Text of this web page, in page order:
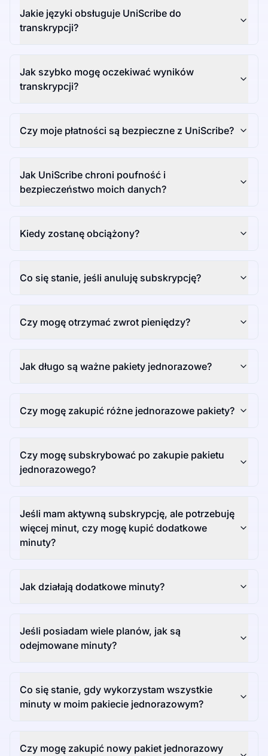
Jakie języki obsługuje UniScribe do
transkrypcji?
Jak szybko mogę oczekiwać wyników
transkrypcji?
Czy moje płatności są bezpieczne z UniScribe?
Jak UniScribe chroni poufność i
bezpieczeństwo moich danych?
Kiedy zostanę obciążony?
Co się stanie, jeśli anuluję subskrypcję?
Czy mogę otrzymać zwrot pieniędzy?
Jak długo są ważne pakiety jednorazowe?
Czy mogę zakupić różne jednorazowe pakiety?
Czy mogę subskrybować po zakupie pakietu
jednorazowego?
Jeśli mam aktywną subskrypcję, ale potrzebuję
więcej minut, czy mogę kupić dodatkowe
minuty?
Jak działają dodatkowe minuty?
Jeśli posiadam wiele planów, jak są
odejmowane minuty?
Co się stanie, gdy wykorzystam wszystkie
minuty w moim pakiecie jednorazowym?
Czy mogę zakupić nowy pakiet jednorazowy